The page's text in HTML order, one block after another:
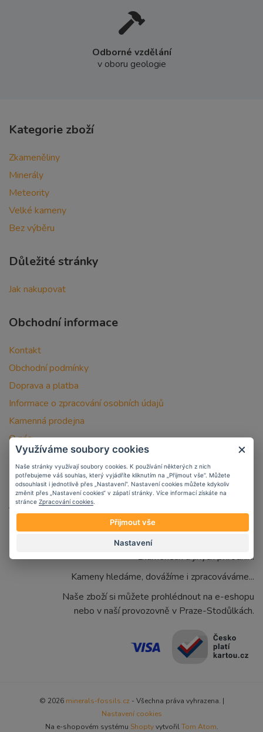
Odborné vzdělání
v oboru geologie
Kategorie zboží
Zkameněliny
Minerály
Meteority
Velké kameny
Bez výběru
Důležité stránky
Jak nakupovat
Obchodní informace
Kontakt
Obchodní podmínky
Doprava a platba
Informace o zpracování osobních údajů
Kamenná prodejna
O nás
Zabýváme se prodejem vzácných minerálů,
zkamenělin a jiných přírodnin.
Kameny hledáme, dovážíme i zpracováváme...
Naše zboží si můžete prohlédnout na e-eshopu
nebo v naší provozovně v Praze-Stodůlkách.
© 2026 minerals-fossils.cz - Všechna práva vyhrazena. |
Nastavení cookies
Na e-shopovém systému ShoptyvytvořilTom Atom.
Využíváme soubory cookies
Naše stránky využívají soubory cookies. K používání některých z nich
potřebujeme váš souhlas, který vyjádříte kliknutím na „Přijmout vše“. Můžete
odsouhlasit i jednotlivě přes „Nastavení“. Nastavení cookies můžete kdykoliv
změnit přes „Nastavení cookies“ v zápatí stránky. Více informací získáte na
stránce Zpracování cookies
Přijmout vše
Nastavení